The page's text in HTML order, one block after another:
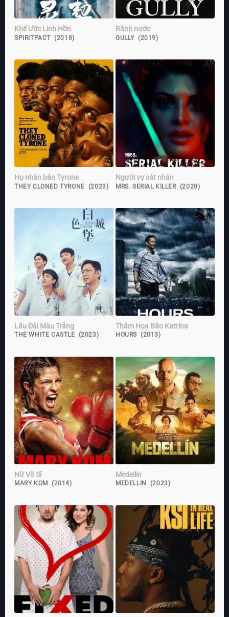
Khế Ước Linh Hồn
SPIRITPACT (2018)
Rãnh nước
GULLY (2019)
Họ nhân bản Tyrone
THEY CLONED TYRONE (2023)
Người vợ sát nhân
MRS. SERIAL KILLER (2020)
Lâu Đài Màu Trắng
THE WHITE CASTLE (2023)
Thảm Họa Bão Katrina
HOURS (2013)
Nữ Võ Sĩ
MARY KOM (2014)
Medellin
MEDELLIN (2023)